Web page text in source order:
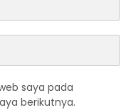
saya pada
berikutnya.